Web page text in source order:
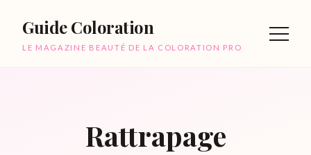
Guide Coloration
LE MAGAZINE BEAUTÉ DE LA COLORATION PRO
Rattrapage